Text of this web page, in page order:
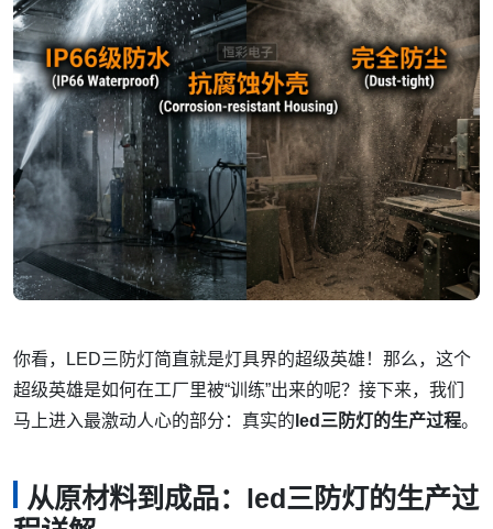
你看，LED三防灯简直就是灯具界的超级英雄！那么，这个
超级英雄是如何在工厂里被“训练”出来的呢？接下来，我们
马上进入最激动人心的部分：真实的 led三防灯的生产过程。
从原材料到成品：led三防灯的生产过